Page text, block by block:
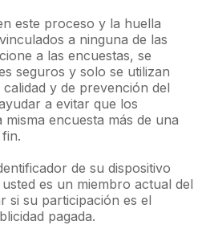
este proceso y la huella
a ninguna de las
a las encuestas, se
seguros y solo se utilizan
y de prevención del
a evitar que los
encuesta más de una
de su dispositivo
es un miembro actual del
si su participación es el
pagada.